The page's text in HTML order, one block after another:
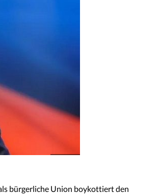
bürgerliche Union boykottiert den